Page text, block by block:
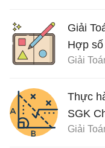
Giải
Hợp
Giải
Thực
SGK
Giải